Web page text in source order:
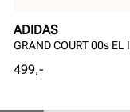
ADIDAS
GRAND COURT 00s EL I
Pris
499,-